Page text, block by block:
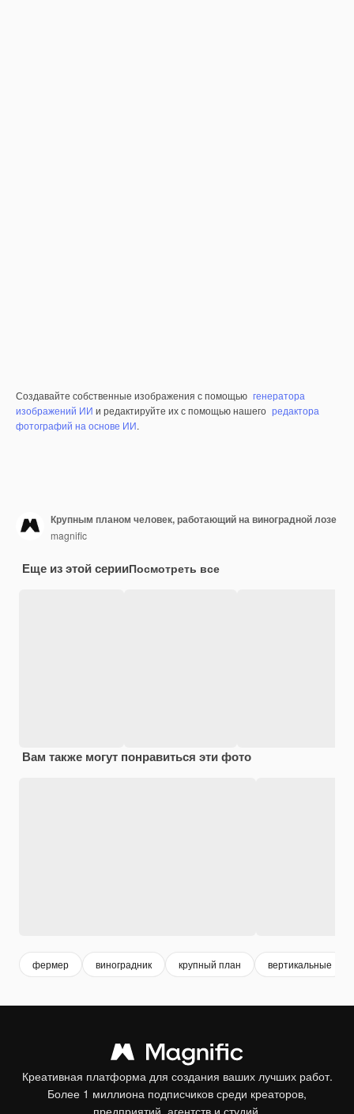
Создавайте собственные изображения с помощью генератора
изображений ИИ и редактируйте их с помощью нашего редактора
фотографий на основе ИИ.
Крупным планом человек, работающий на виноградной лозе
magnific
Еще из этой серииПосмотреть все
Вам также могут понравиться эти фото
фермер виноградник крупный план вертикальные
Креативная платформа для создания ваших лучших работ.
Более 1 миллиона подписчиков среди креаторов,
предприятий, агентств и студий.